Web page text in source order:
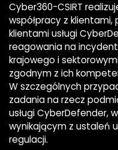
Cyber360-CSIRT
współpracy z
klientami usługi
reagowania na
krajowego i
zgodnym z ich
W szczególnych
zadania na rzecz
usługi CyberDefender,
wynikającym z ustaleń
regulacji.